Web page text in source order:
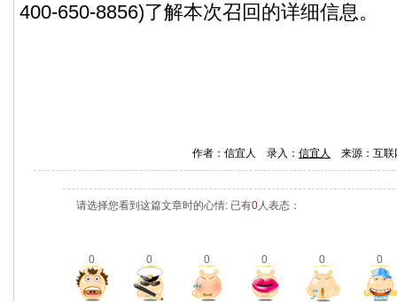
400-650-8856)了解本次召回的详细信息。
作者：信宜人 录入： 信宜人 来源：互
请选择您看到这篇文章时的心情: 已有0人表态：
0 0 0 0 0 0